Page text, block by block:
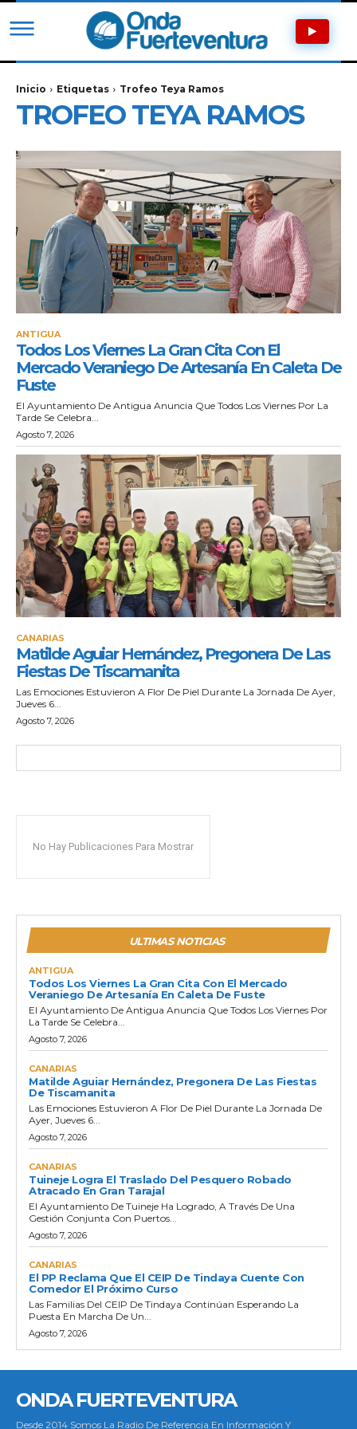
Inicio Etiquetas Trofeo Teya Ramos
TROFEO TEYA RAMOS
ANTIGUA
Todos Los Viernes La Gran Cita Con El
Mercado Veraniego De Artesanía En Caleta De
Fuste
El Ayuntamiento De Antigua Anuncia Que Todos Los Viernes Por La
Tarde Se Celebra...
Agosto 7, 2026
CANARIAS
Matilde Aguiar Hernández, Pregonera De Las
Fiestas De Tiscamanita
Las Emociones Estuvieron A Flor De Piel Durante La Jornada De Ayer,
Jueves 6...
Agosto 7, 2026
No Hay Publicaciones Para Mostrar
ULTIMAS NOTICIAS
ANTIGUA
Todos Los Viernes La Gran Cita Con El Mercado
Veraniego De Artesanía En Caleta De Fuste
El Ayuntamiento De Antigua Anuncia Que Todos Los Viernes Por
La Tarde Se Celebra...
Agosto 7, 2026
CANARIAS
Matilde Aguiar Hernández, Pregonera De Las Fiestas
De Tiscamanita
Las Emociones Estuvieron A Flor De Piel Durante La Jornada De
Ayer, Jueves 6...
Agosto 7, 2026
CANARIAS
Tuineje Logra El Traslado Del Pesquero Robado
Atracado En Gran Tarajal
El Ayuntamiento De Tuineje Ha Logrado, A Través De Una
Gestión Conjunta Con Puertos...
Agosto 7, 2026
CANARIAS
El PP Reclama Que El CEIP De Tindaya Cuente Con
Comedor El Próximo Curso
Las Familias Del CEIP De Tindaya Continúan Esperando La
Puesta En Marcha De Un...
Agosto 7, 2026
ONDA FUERTEVENTURA
Desde 2014 Somos La Radio De Referencia En Información Y